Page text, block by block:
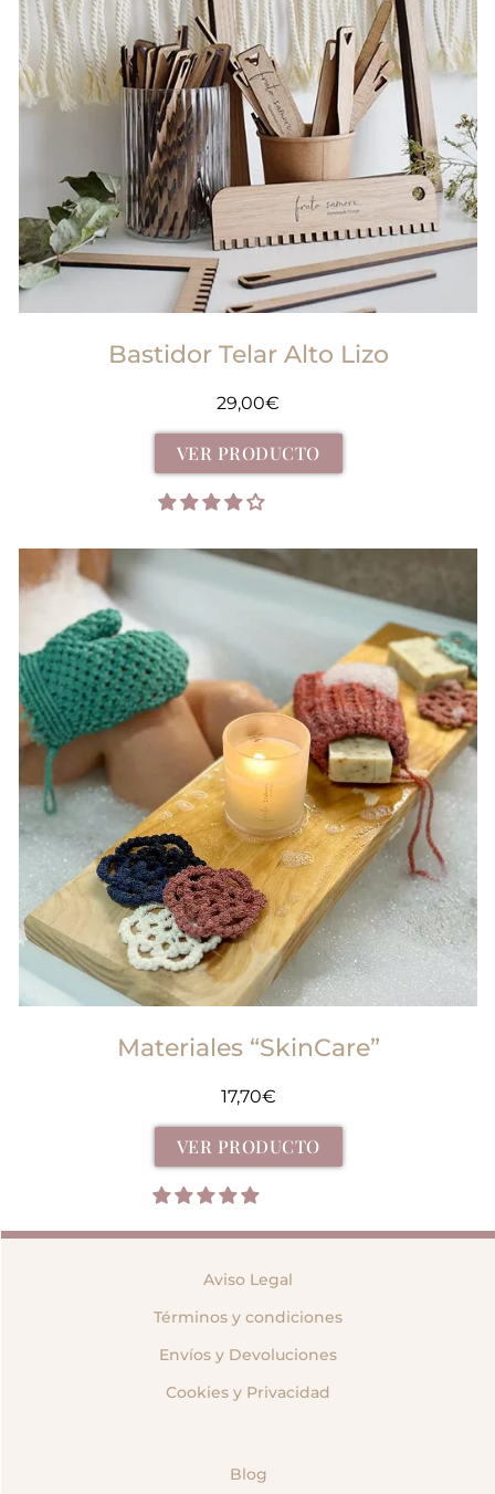
Bastidor Telar Alto Lizo
29,00€
VER PRODUCTO
Materiales “SkinCare”
17,70€
VER PRODUCTO
Aviso Legal
Términos y condiciones
Envíos y Devoluciones
Cookies y Privacidad
Blog